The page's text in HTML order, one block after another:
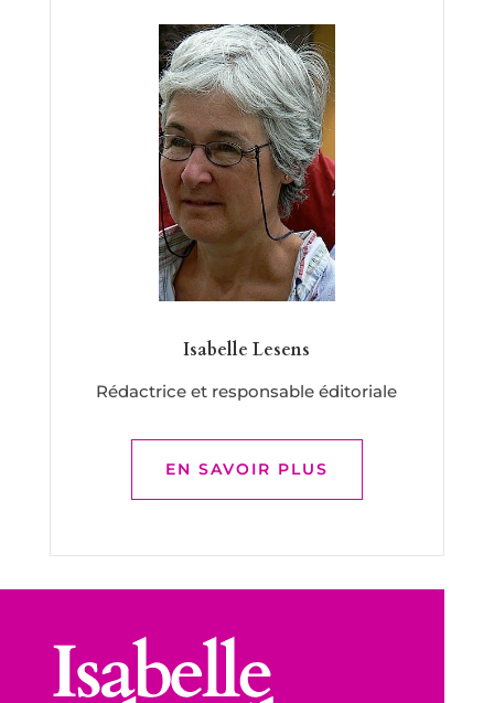
Isabelle Lesens
Rédactrice et responsable éditoriale
EN SAVOIR PLUS